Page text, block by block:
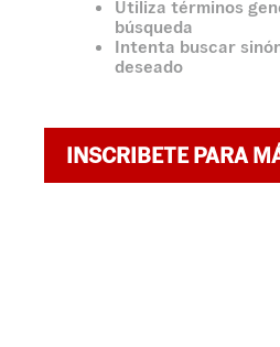
Utiliza términos
búsqueda
Intenta buscar
deseado
INSCRIBETE PARA